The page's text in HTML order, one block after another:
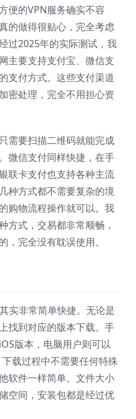
便的VPN服务确实不容
的做得很贴心，完全考虑
过2025年的实际测试，我
主要支持支付宝、微信支
支付方式。这些支付渠道
密处理，完全不用担心资
需要扫描二维码就能完成
微信支付同样快捷，在手
联卡支付也支持各种主流
种方式都不需要复杂的境
购物流程操作就可以。我
方式，交易都非常顺畅，
，完全没有耽误使用。
实非常简单快捷。无论是
找到对应的版本下载。手
版本，电脑用户则可以
载过程中不需要任何特殊
软件一样简单。文件大小
空间，安装包都是经过优